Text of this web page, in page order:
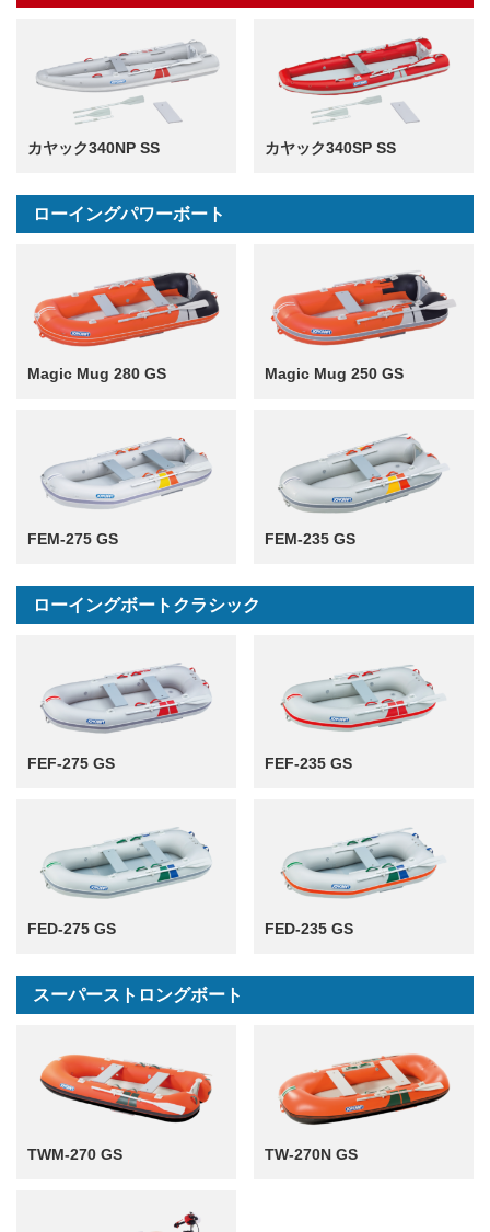
カヤック340NP SS カヤック340SP SS
ローイングパワーボート
Magic Mug 280 GS Magic Mug 250 GS
FEM-275 GS FEM-235 GS
ローイングボートクラシック
FEF-275 GS FEF-235 GS
FED-275 GS FED-235 GS
スーパーストロングボート
TWM-270 GS TW-270N GS